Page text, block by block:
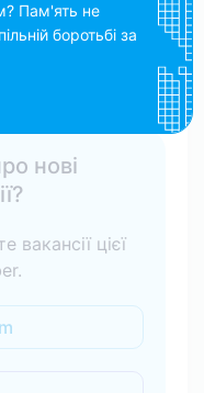
імпорт, експорт ,
нові
вакансії цієї
Пам'ять не
боротьбі за